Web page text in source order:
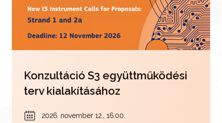
Konzultáció S3 együttműködési
terv kialakításához
2026. november 12., 16.00.